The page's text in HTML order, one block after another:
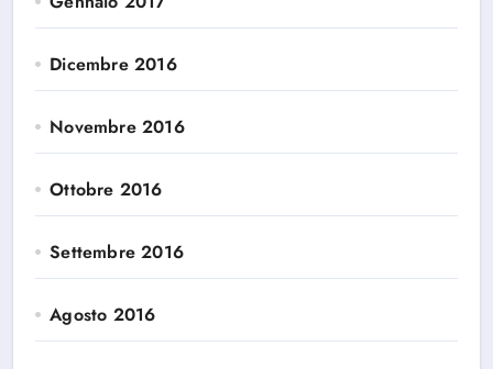
Dicembre 2016
Novembre 2016
Ottobre 2016
Settembre 2016
Agosto 2016